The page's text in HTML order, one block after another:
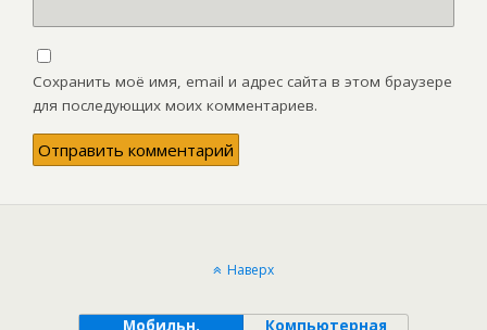
Сохранить моё имя, email и адрес сайта в этом браузере
для последующих моих комментариев.
Наверх
Мобильн. Компьютерная